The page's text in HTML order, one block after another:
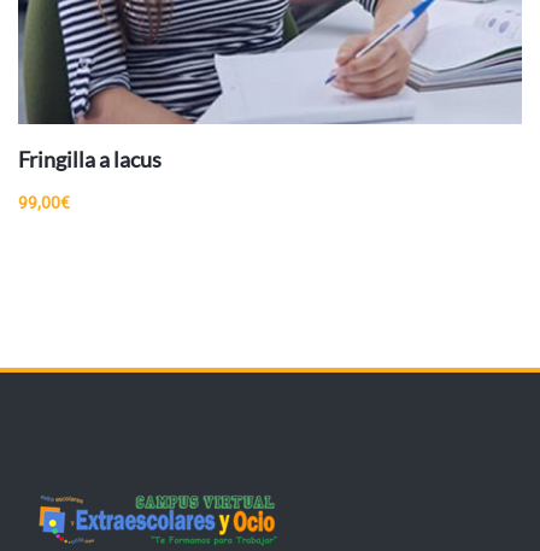
AÑADIR AL
CARRITO
Fringilla a lacus
99,00€